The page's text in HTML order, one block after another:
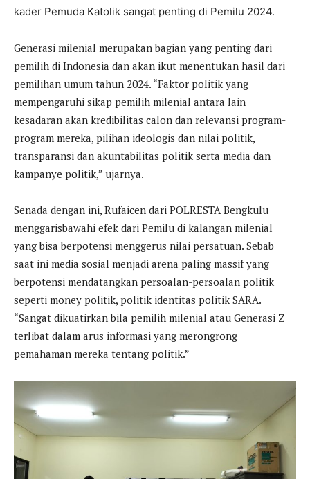
kader Pemuda Katolik sangat penting di Pemilu 2024.
Generasi milenial merupakan bagian yang penting dari
pemilih di Indonesia dan akan ikut menentukan hasil dari
pemilihan umum tahun 2024. “Faktor politik yang
mempengaruhi sikap pemilih milenial antara lain
kesadaran akan kredibilitas calon dan relevansi program-
program mereka, pilihan ideologis dan nilai politik,
transparansi dan akuntabilitas politik serta media dan
kampanye politik,” ujarnya.
Senada dengan ini, Rufaicen dari POLRESTA Bengkulu
menggarisbawahi efek dari Pemilu di kalangan milenial
yang bisa berpotensi menggerus nilai persatuan. Sebab
saat ini media sosial menjadi arena paling massif yang
berpotensi mendatangkan persoalan-persoalan politik
seperti money politik, politik identitas politik SARA.
“Sangat dikuatirkan bila pemilih milenial atau Generasi Z
terlibat dalam arus informasi yang merongrong
pemahaman mereka tentang politik.”